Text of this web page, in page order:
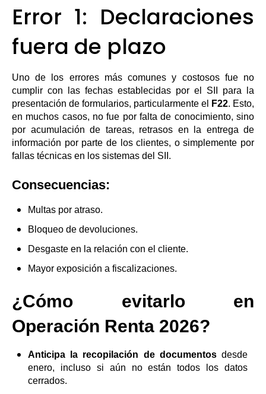
Error 1: Declaraciones
fuera de plazo
Uno de los errores más comunes y costosos fue no
cumplir con las fechas establecidas por el SII para la
presentación de formularios, particularmente el
F22. Esto,
en muchos casos, no fue por falta de conocimiento, sino
por acumulación de tareas, retrasos en la entrega de
información por parte de los clientes, o simplemente por
fallas técnicas en los sistemas del SII.
Consecuencias:
Multas por atraso.
Bloqueo de devoluciones.
Desgaste en la relación con el cliente.
Mayor exposición a fiscalizaciones.
¿Cómo evitarlo en
Operación Renta 2026?
Anticipa la recopilación de documentosdesde
enero, incluso si aún no están todos los datos
cerrados.